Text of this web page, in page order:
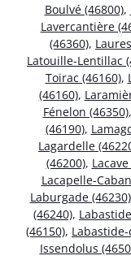
Boulvé (46800),
Lavercantière
(46360),
Latouille-Lentillac
Toirac (46160),
(46160),
Fénelon (46350),
(46190),
Lagardelle
(46200),
Lacapelle-
Laburgade (46230)
(46240),
(46150),
Issendolus